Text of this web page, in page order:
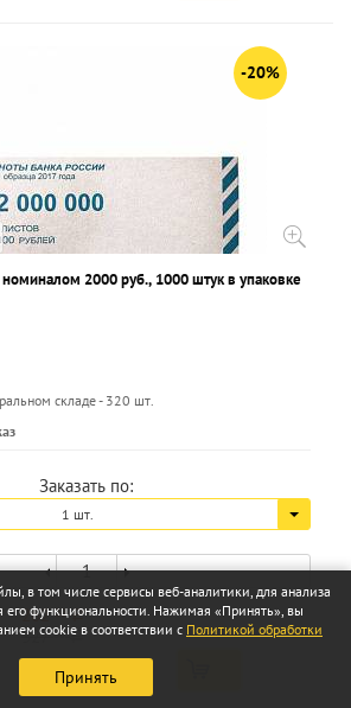
-20%
2000 руб., 1000 штук в упаковке
складе - 320 шт.
Заказать по:
1 шт.
26208 a
32760 a
в том числе сервисы веб-аналитики, для анализа
его функциональности. Нажимая «Принять», вы
cookie в соответствии с Политикой обработки
Принять